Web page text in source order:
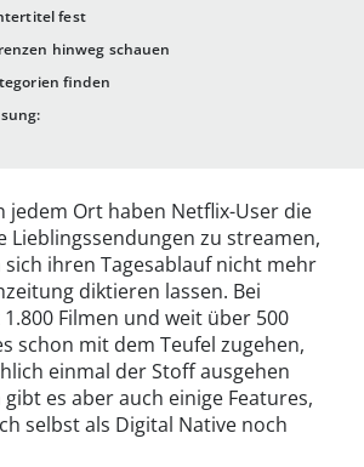
fest
hinweg schauen
finden
jedem Ort haben Netflix-User die
Lieblingssendungen zu streamen,
sich ihren Tagesablauf nicht mehr
diktieren lassen. Bei
Filmen und weit über 500
schon mit dem Teufel zugehen,
einmal der Stoff ausgehen
es aber auch einige Features,
selbst als Digital Native noch